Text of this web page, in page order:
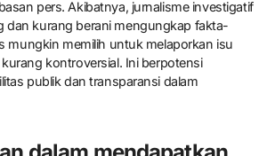
jurnalis secara signifikan
investigatif. Jurnalis sering menghadapi
bahkan pembunuhan saat melakukan
jurnalis menjadi lebih berhati-hati
sumber berita. Ketakutan akan ancaman
Menurut data dari Komnas HAM,